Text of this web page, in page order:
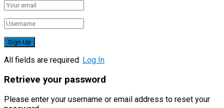
All fields are required. Log In
Retrieve your password
Please enter your username or email address to reset your